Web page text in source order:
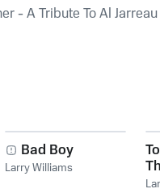
- A Tribute To Al Jarreau
Bad Boy
Larry Williams